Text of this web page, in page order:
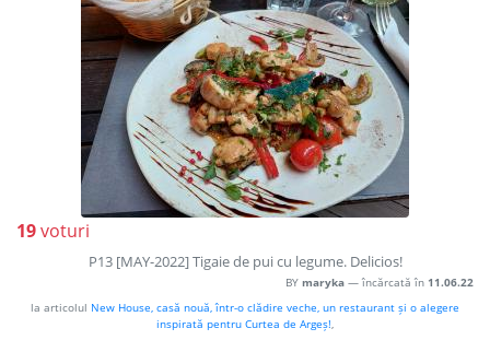
19voturi
P13 [MAY-2022] Tigaie de pui cu legume. Delicios!
BY maryka — încărcată în 11.06.22
la articolul New House, casă nouă, într-o clădire veche, un restaurant și o alegere
inspirată pentru Curtea de Argeș!,